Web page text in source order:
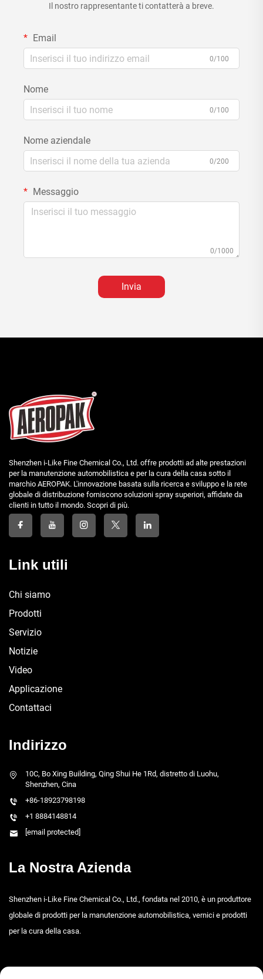
Il nostro rappresentante ti contatterà a breve.
Email
0/100
Nome
0/100
Nome aziendale
0/200
Messaggio
0/1000
Invia
Shenzhen i-Like Fine Chemical Co., Ltd. offre prodotti ad alte prestazioni
per la manutenzione automobilistica e per la cura della casa sotto il
marchio AEROPAK. L'innovazione basata sulla ricerca e sviluppo e la rete
globale di distribuzione forniscono soluzioni spray superiori, affidate da
clienti in tutto il mondo. Scopri di più.
Link utili
Chi siamo
Prodotti
Servizio
Notizie
Video
Applicazione
Contattaci
Indirizzo
10C, Bo Xing Building, Qing Shui He 1Rd, distretto di Luohu,
Shenzhen, Cina
+86-18923798198
+1 8884148814
[email protected]
La Nostra Azienda
Shenzhen i-Like Fine Chemical Co., Ltd., fondata nel 2010, è un produttore
globale di prodotti per la manutenzione automobilistica, vernici e prodotti
per la cura della casa.